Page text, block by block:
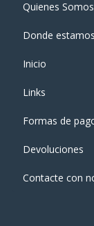
Quienes Somos
Donde estamos
Inicio
Links
Formas de
Devoluciones
Contacte con